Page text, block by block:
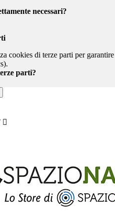
necessari?
cookies di terze parti per
parti?
